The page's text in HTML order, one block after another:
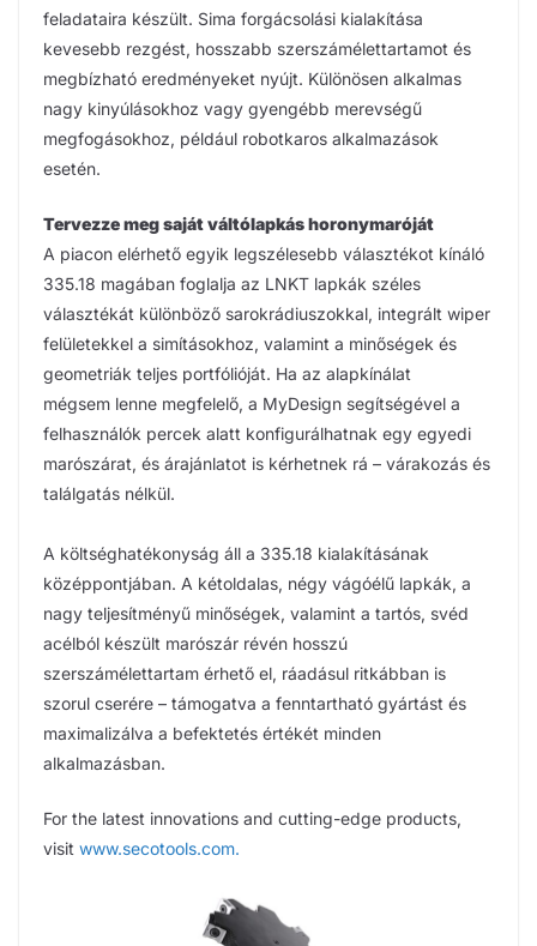
feladataira készült. Sima forgácsolási kialakítása
kevesebb rezgést, hosszabb szerszámélettartamot és
megbízható eredményeket nyújt. Különösen alkalmas
nagy kinyúlásokhoz vagy gyengébb merevségű
megfogásokhoz, például robotkaros alkalmazások
esetén.
Tervezze meg saját váltólapkás horonymaróját
A piacon elérhető egyik legszélesebb választékot kínáló
335.18 magában foglalja az LNKT lapkák széles
választékát különböző sarokrádiuszokkal, integrált wiper
felületekkel a simításokhoz, valamint a minőségek és
geometriák teljes portfólióját. Ha az alapkínálat
mégsem lenne megfelelő, a MyDesign segítségével a
felhasználók percek alatt konfigurálhatnak egy egyedi
marószárat, és árajánlatot is kérhetnek rá – várakozás és
találgatás nélkül.
A költséghatékonyság áll a 335.18 kialakításának
középpontjában. A kétoldalas, négy vágóélű lapkák, a
nagy teljesítményű minőségek, valamint a tartós, svéd
acélból készült marószár révén hosszú
szerszámélettartam érhető el, ráadásul ritkábban is
szorul cserére – támogatva a fenntartható gyártást és
maximalizálva a befektetés értékét minden
alkalmazásban.
For the latest innovations and cutting-edge products,
visit www.secotools.com.